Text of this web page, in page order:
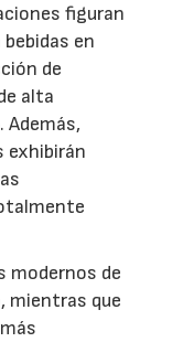
figuran
en
de
alta
Además,
exhibirán
modernos de
mientras que